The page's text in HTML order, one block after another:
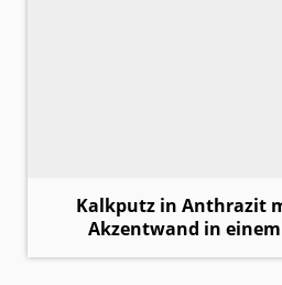
Kalkputz in Anthrazit
Akzentwand in